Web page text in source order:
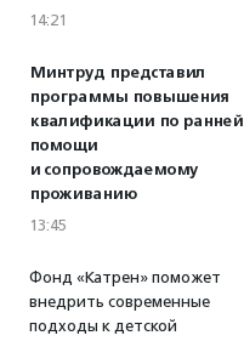
14:21
Минтруд представил
программы повышения
квалификации по ранней
помощи
и сопровождаемому
проживанию
13:45
Фонд «Катрен» поможет
внедрить современные
подходы к детской